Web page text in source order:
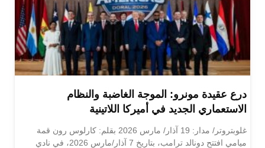
درع عقيدة مونرو: الموجة الغاضبة والنظام
الاستعماري الجديد في أميركا اللاتينية
غلوبتروتر/ مدار: 19 آذار/ مارس 2026 بقلم: كارلوس رون قمة
ميامي افتتح دونالد ترامب، بتاريخ 7 آذار/مارس 2026، في نادي